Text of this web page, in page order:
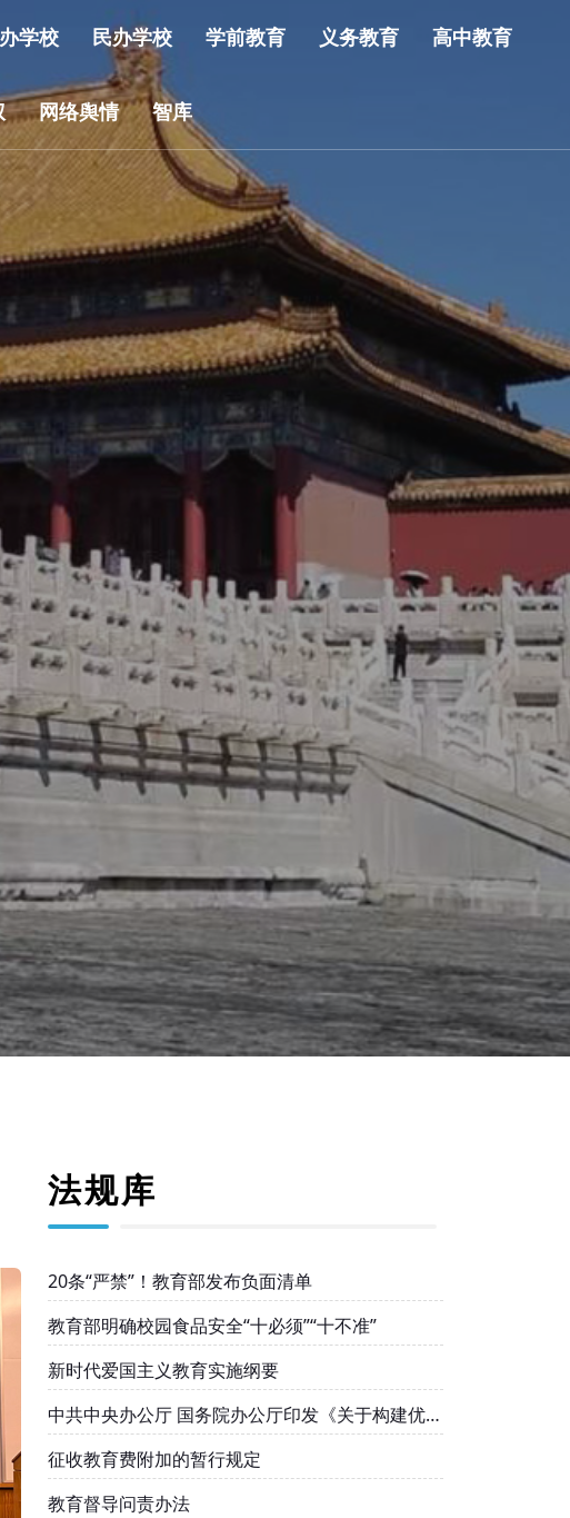
学校 民办学校 学前教育 义务教育 高中教育
网络舆情 智库
律师事务所,彭水法律咨询,彭水
法规库
20条“严禁”！教育部发布负面清单
教育部明确校园食品安全“十必须”“十不准”
新时代爱国主义教育实施纲要
中共中央办公厅 国务院办公厅印发《关于构建优质
均衡的基本公共教育服务体系的意见》
征收教育费附加的暂行规定
教育督导问责办法